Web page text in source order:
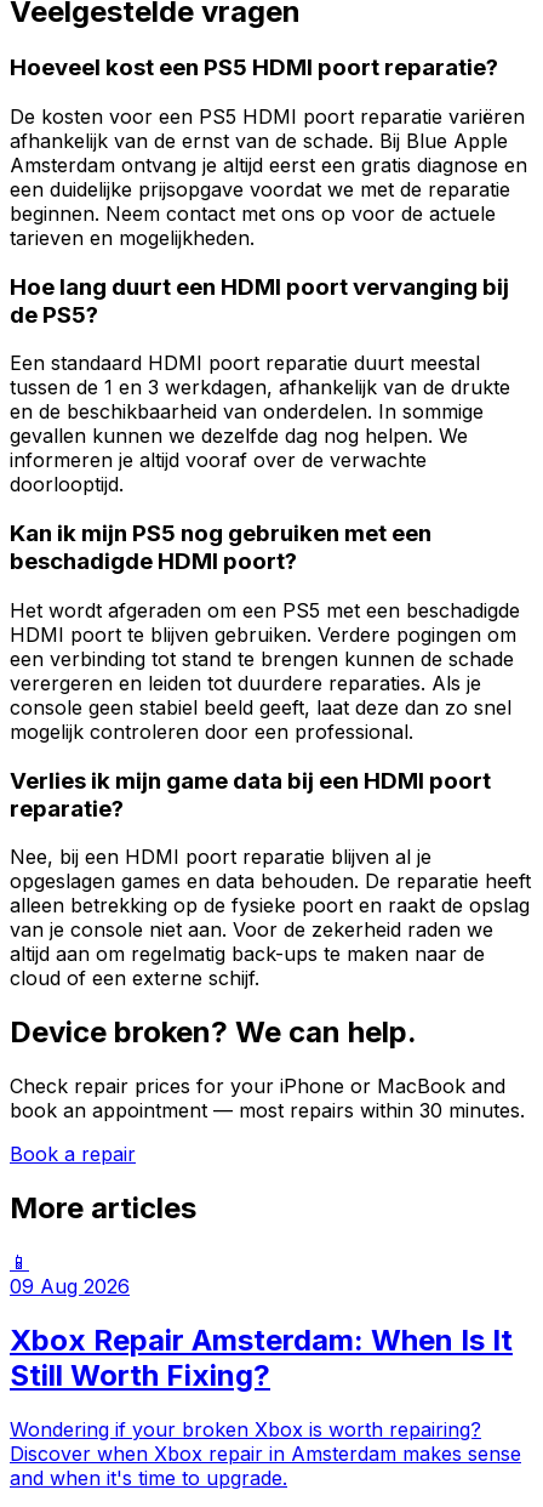
Veelgestelde vragen
Hoeveel kost een PS5 HDMI poort reparatie?
De kosten voor een PS5 HDMI poort reparatie variëren
afhankelijk van de ernst van de schade. Bij Blue Apple
Amsterdam ontvang je altijd eerst een gratis diagnose en
een duidelijke prijsopgave voordat we met de reparatie
beginnen. Neem contact met ons op voor de actuele
tarieven en mogelijkheden.
Hoe lang duurt een HDMI poort vervanging bij
de PS5?
Een standaard HDMI poort reparatie duurt meestal
tussen de 1 en 3 werkdagen, afhankelijk van de drukte
en de beschikbaarheid van onderdelen. In sommige
gevallen kunnen we dezelfde dag nog helpen. We
informeren je altijd vooraf over de verwachte
doorlooptijd.
Kan ik mijn PS5 nog gebruiken met een
beschadigde HDMI poort?
Het wordt afgeraden om een PS5 met een beschadigde
HDMI poort te blijven gebruiken. Verdere pogingen om
een verbinding tot stand te brengen kunnen de schade
verergeren en leiden tot duurdere reparaties. Als je
console geen stabiel beeld geeft, laat deze dan zo snel
mogelijk controleren door een professional.
Verlies ik mijn game data bij een HDMI poort
reparatie?
Nee, bij een HDMI poort reparatie blijven al je
opgeslagen games en data behouden. De reparatie heeft
alleen betrekking op de fysieke poort en raakt de opslag
van je console niet aan. Voor de zekerheid raden we
altijd aan om regelmatig back-ups te maken naar de
cloud of een externe schijf.
Device broken? We can help.
Check repair prices for your iPhone or MacBook and
book an appointment — most repairs within 30 minutes.
Book a repair
More articles
📱
09 Aug 2026
Xbox Repair Amsterdam: When Is It
Still Worth Fixing?
Wondering if your broken Xbox is worth repairing?
Discover when Xbox repair in Amsterdam makes sense
and when it's time to upgrade.